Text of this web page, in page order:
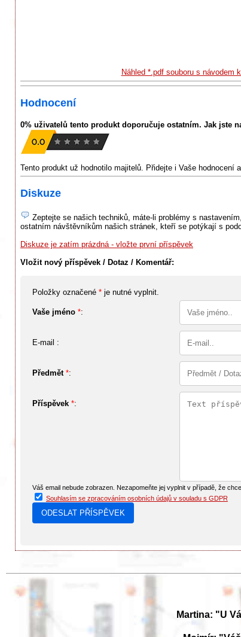
Náhled *.pdf souboru s návodem
Hodnocení
0% uživatelů tento produkt doporučuje ostatním. Jak jste
Tento produkt už hodnotilo majitelů. Přidejte i Vaše hodnocení
Diskuze
Zeptejte se našich techniků, máte-li problémy s
ostatním návštěvníkům našich stránek, kteří se potýkají s
Diskuze je zatím prázdná - vložte první příspěvek
Vložit nový příspěvek / Dotaz / Komentář:
Položky označené * je nutné vyplnit.
Vaše jméno *:
E-mail :
Předmět *:
Příspěvek *:
Váš email nebude zobrazen. Nezapomeňte jej vyplnit v případě, že
Souhlasím se zpracováním osobních údajů v souladu s GDPR
Martina: "U